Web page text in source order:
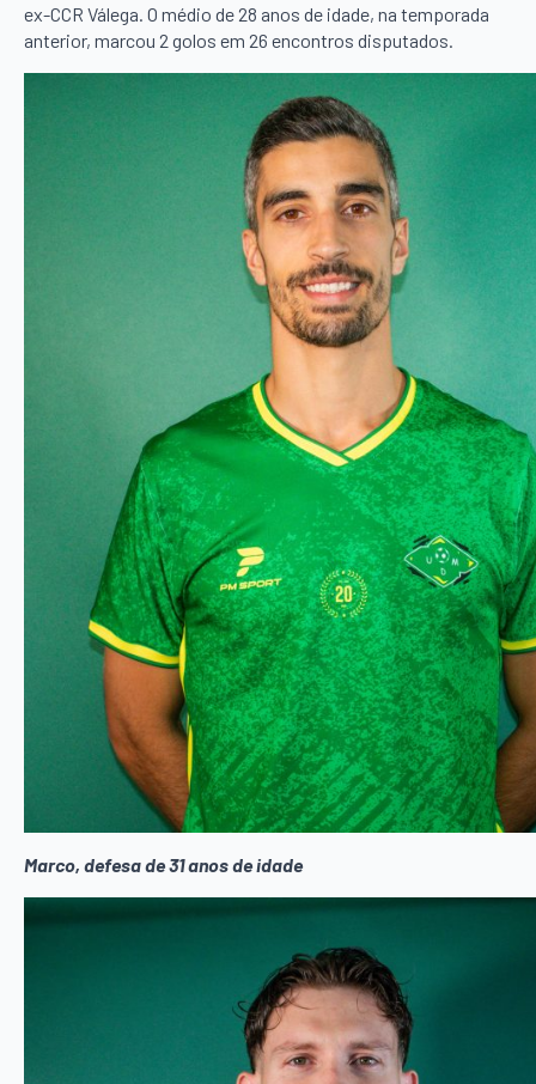
ex-CCR Válega. O médio de 28 anos de idade, na temporada
anterior, marcou 2 golos em 26 encontros disputados.
Marco, defesa de 31 anos de idade